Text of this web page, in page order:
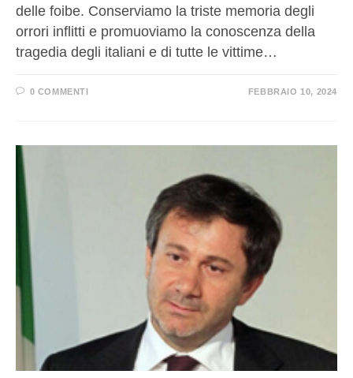
delle foibe. Conserviamo la triste memoria degli
orrori inflitti e promuoviamo la conoscenza della
tragedia degli italiani e di tutte le vittime…
0 COMMENTI FEBBRAIO 10, 2024